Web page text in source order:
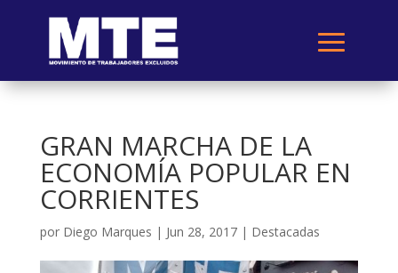
GRAN MARCHA DE LA
ECONOMÍA POPULAR EN
CORRIENTES
por Diego Marques | Jun 28, 2017| Destacadas